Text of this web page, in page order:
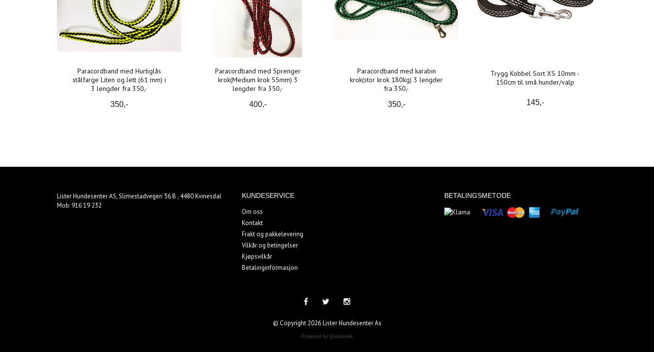
Paracordband med Hurtiglås
stålfarge Liten og lett (61 mm) i
3 lengder fra 350,-
350,-
Paracordband med Sprenger
krok(Medium krok 55mm) 3
lengder fra 350,-
400,-
Paracordband med karabin
krok(stor krok 180kg) 3 lengder
fra 350,-
350,-
Trygg Kobbel Sort XS 10mm -
150cm til små hunder/valp
145,-
Lister Hundesenter AS, Slimestadvegen 36 B , 4480 Kvinesdal
Mob: 916 19 232
KUNDESERVICE
Om oss
Kontakt
Frakt og pakkelevering
Vilkår og betingelser
Kjøpsvilkår
Betalinginformasjon
BETALINGSMETODE
© Copyright 2026 Lister Hundesenter As
Powered by Quickbutik